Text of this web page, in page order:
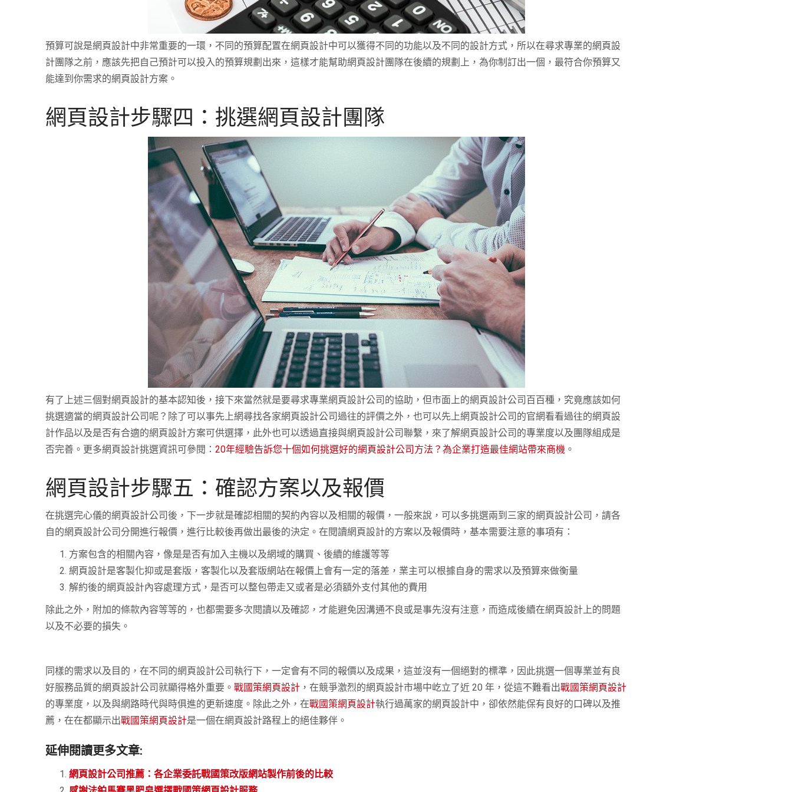
預算可說是網頁設計中非常重要的一環，不同的預算配置在網頁設計中可以獲得不同的功能以及不同的設計方式，所以在尋求專業的網頁設
計團隊之前，應該先把自己預計可以投入的預算規劃出來，這樣才能幫助網頁設計團隊在後續的規劃上，為你制訂出一個，最符合你預算又
能達到你需求的網頁設計方案。
網頁設計步驟四：挑選網頁設計團隊
有了上述三個對網頁設計的基本認知後，接下來當然就是要尋求專業網頁設計公司的協助，但市面上的網頁設計公司百百種，究竟應該如何
挑選適當的網頁設計公司呢？除了可以事先上網尋找各家網頁設計公司過往的評價之外，也可以先上網頁設計公司的官網看看過往的網頁設
計作品以及是否有合適的網頁設計方案可供選擇，此外也可以透過直接與網頁設計公司聯繫，來了解網頁設計公司的專業度以及團隊組成是
否完善。更多網頁設計挑選資訊可參閱：20年經驗告訴您十個如何挑選好的網頁設計公司方法？為企業打造最佳網站帶來商機 。
網頁設計步驟五：確認方案以及報價
在挑選完心儀的網頁設計公司後，下一步就是確認相關的契約內容以及相關的報價，一般來說，可以多挑選兩到三家的網頁設計公司，請各
自的網頁設計公司分開進行報價，進行比較後再做出最後的決定。在閱讀網頁設計的方案以及報價時，基本需要注意的事項有：
方案包含的相關內容，像是是否有加入主機以及網域的購買、後續的維護等等
網頁設計是客製化抑或是套版，客製化以及套版網站在報價上會有一定的落差，業主可以根據自身的需求以及預算來做衡量
解約後的網頁設計內容處理方式，是否可以整包帶走又或者是必須額外支付其他的費用
除此之外，附加的條款內容等等的，也都需要多次閱讀以及確認，才能避免因溝通不良或是事先沒有注意，而造成後續在網頁設計上的問題
以及不必要的損失。
同樣的需求以及目的，在不同的網頁設計公司執行下，一定會有不同的報價以及成果，這並沒有一個絕對的標準，因此挑選一個專業並有良
好服務品質的網頁設計公司就顯得格外重要。戰國策網頁設計 ，在競爭激烈的網頁設計市場中屹立了近 20 年，從這不難看出戰國策網頁設計
的專業度，以及與網路時代與時俱進的更新速度。除此之外，在戰國策網頁設計執行過萬家的網頁設計中，卻依然能保有良好的口碑以及推
薦，在在都顯示出戰國策網頁設計是一個在網頁設計路程上的絕佳夥伴。
延伸閱讀更多文章:
網頁設計公司推薦：各企業委託戰國策改版網站製作前後的比較